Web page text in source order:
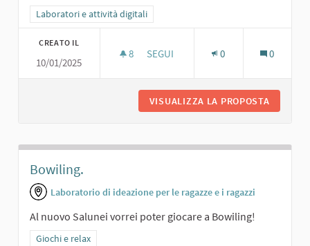
Filtra i risultati per categoria: Laboratori e attività digitali
Laboratori e attività digitali
CREATO IL
10/01/2025
8 8 SOSTENITORI
SEGUI 0 0
VISUALIZZA LA PROPOSTA
Bowiling.
Laboratorio di ideazione per le ragazze e i ragazzi
Al nuovo Salunei vorrei poter giocare a Bowiling!
Filtra i risultati per categoria: Giochi e relax
Giochi e relax